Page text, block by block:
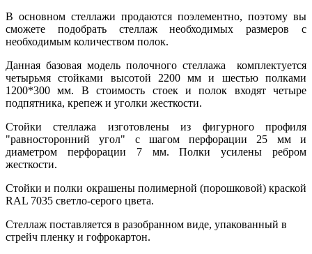
В основном стеллажи продаются поэлементно, поэтому вы
сможете подобрать стеллаж необходимых размеров с
необходимым количеством полок.
Данная базовая модель полочного стеллажа комплектуется
четырьмя стойками высотой 2200 мм и шестью полками
1200*300 мм. В стоимость стоек и полок входят четыре
подпятника, крепеж и уголки жесткости.
Стойки стеллажа изготовлены из фигурного профиля
"равносторонний угол" с шагом перфорации 25 мм и
диаметром перфорации 7 мм. Полки усилены ребром
жесткости.
Стойки и полки окрашены полимерной (порошковой) краской
RAL 7035 светло-серого цвета.
Стеллаж поставляется в разобранном виде, упакованный в
стрейч пленку и гофрокартон.